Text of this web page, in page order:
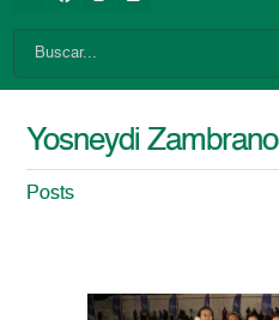
Yosneydi Zambrano
Posts